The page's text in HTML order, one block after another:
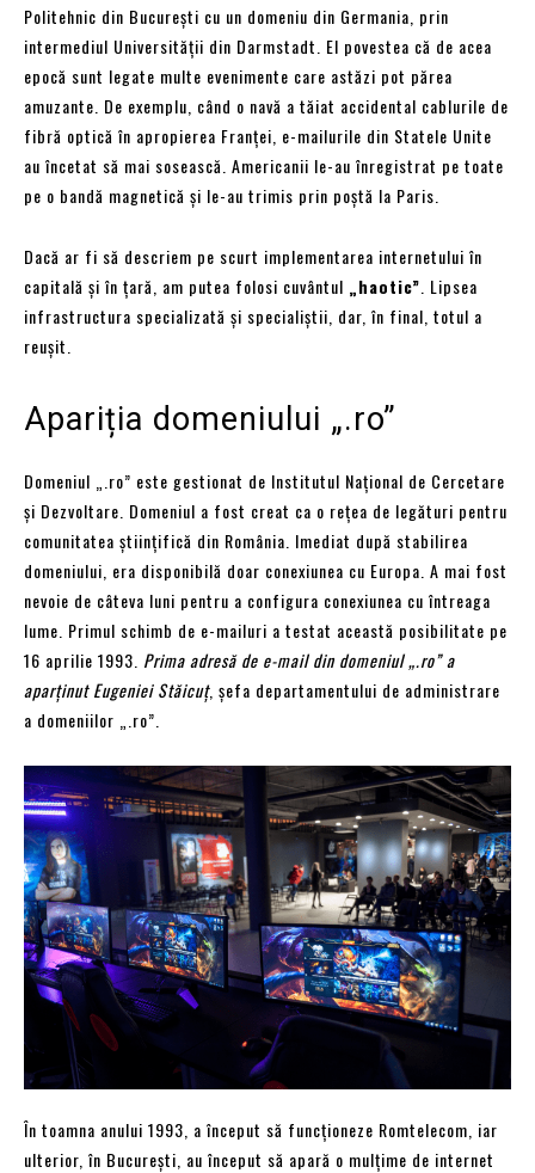
Politehnic din București cu un domeniu din Germania, prin
intermediul Universității din Darmstadt. El povestea că de acea
epocă sunt legate multe evenimente care astăzi pot părea
amuzante. De exemplu, când o navă a tăiat accidental cablurile de
fibră optică în apropierea Franței, e-mailurile din Statele Unite
au încetat să mai sosească. Americanii le-au înregistrat pe toate
pe o bandă magnetică și le-au trimis prin poștă la Paris.
Dacă ar fi să descriem pe scurt implementarea internetului în
capitală și în țară, am putea folosi cuvântul „haotic” . Lipsea
infrastructura specializată și specialiștii, dar, în final, totul a
reușit.
Apariția domeniului „.ro”
Domeniul „.ro” este gestionat de Institutul Național de Cercetare
și Dezvoltare. Domeniul a fost creat ca o rețea de legături pentru
comunitatea științifică din România. Imediat după stabilirea
domeniului, era disponibilă doar conexiunea cu Europa. A mai fost
nevoie de câteva luni pentru a configura conexiunea cu întreaga
lume. Primul schimb de e-mailuri a testat această posibilitate pe
16 aprilie 1993. Prima adresă de e-mail din domeniul „.ro” a
aparținut Eugeniei Stăicuț, șefa departamentului de administrare
a domeniilor „.ro”.
În toamna anului 1993, a început să funcționeze Romtelecom, iar
ulterior, în București, au început să apară o mulțime de internet